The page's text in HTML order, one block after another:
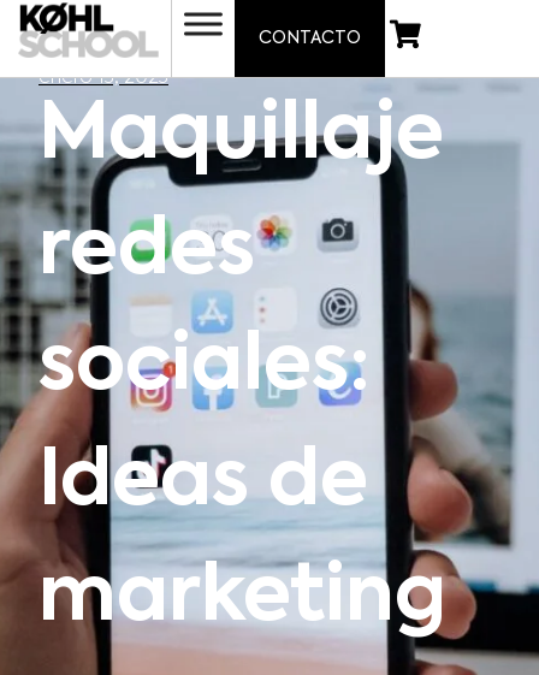
CONTACTO
enero 13, 2023
Maquillaje
redes
sociales:
Ideas de
marketing